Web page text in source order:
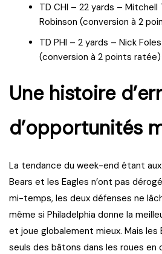
TD CHI – 22 yards – Mitchell
Robinson (conversion à 2
TD PHI – 2 yards – Nick
(conversion à 2 points ratée)
Une histoire
d’opportunités
La tendance du week-end étant
Bears et les Eagles n’ont pas
mi-temps, les deux défenses ne
même si Philadelphia donne la
et joue globalement mieux. Mais
seuls des bâtons dans les roues